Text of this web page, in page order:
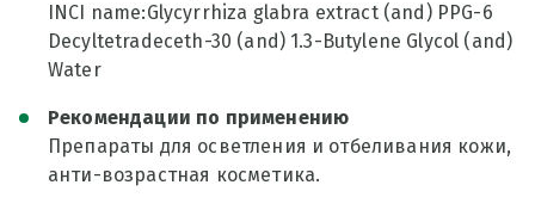
INCI name:Glycyrrhiza glabra extract (and) PPG-6
Decyltetradeceth-30 (and) 1.3-Butylene Glycol (and)
Water
Рекомендации по применению
Препараты для осветления и отбеливания кожи,
анти-возрастная косметика.